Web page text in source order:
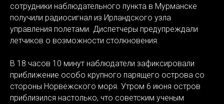
сотрудники наблюдательного пункта в Мурманске
получили радиосигнал из Ирландского узла
управления полетами. Диспетчеры предупреждали
летчиков о возможности столкновения.
В 18 часов 10 минут наблюдатели зафиксировали
приближение особо крупного парящего острова со
стороны Норвежского моря. Утром 6 июня остров
приблизился настолько, что советским ученым